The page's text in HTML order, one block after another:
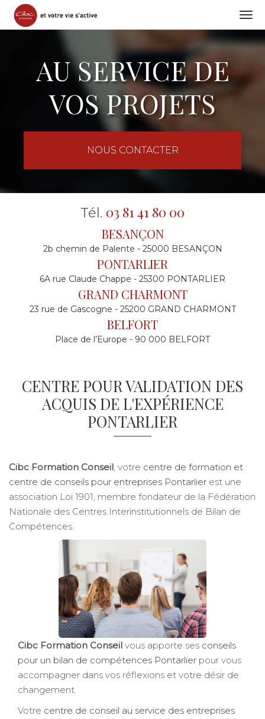
AU SERVICE DE
VOS PROJETS
NOUS CONTACTER
Tél. 03 81 41 80 00
BESANÇON
2b chemin de Palente - 25000 BESANÇON
PONTARLIER
6A rue Claude Chappe - 25300 PONTARLIER
GRAND CHARMONT
23 rue de Gascogne - 25200 GRAND CHARMONT
BELFORT
Place de l’Europe - 90 000 BELFORT
CENTRE POUR VALIDATION DES
ACQUIS DE L'EXPÉRIENCE
PONTARLIER
Cibc Formation Conseil, votre centre de formation et
centre de conseils pour entreprises Pontarlier est une
association Loi 1901, membre fondateur de la Fédération
Nationale des Centres Interinstitutionnels de Bilan de
Compétences.
Cibc Formation Conseil vous apporte ses conseils
pour un bilan de compétences Pontarlier pour vous
accompagner dans vos réflexions et votre désir de
changement.
Votre centre de conseil au service des entreprises